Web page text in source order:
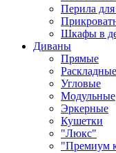
Перила для
Шкафы в
Диваны
Прямые
Раскладные
Угловые
Модульные
Эркерные
Кушетки
"Люкс"
"Премиум